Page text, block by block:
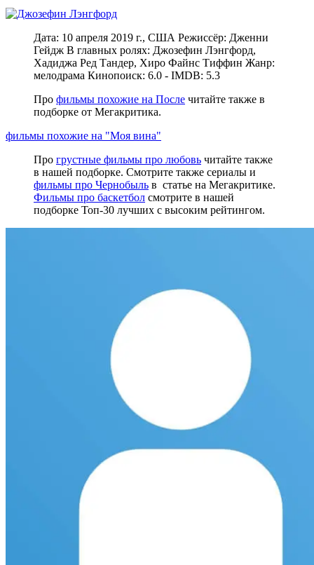
Дата: 10 апреля 2019 г., США Режиссёр: Дженни
Гейдж В главных ролях: Джозефин Лэнгфорд,
Хадиджа Ред Тандер, Хиро Файнс Тиффин Жанр:
мелодрама Кинопоиск: 6.0 - IMDB: 5.3
Про фильмы похожие на После читайте также в
подборке от Мегакритика.
фильмы похожие на "Моя вина"
Про грустные фильмы про любовь читайте также
в нашей подборке. Смотрите также сериалы и
фильмы про Чернобыль в статье на Мегакритике.
Фильмы про баскетбол смотрите в нашей
подборке Топ-30 лучших с высоким рейтингом.